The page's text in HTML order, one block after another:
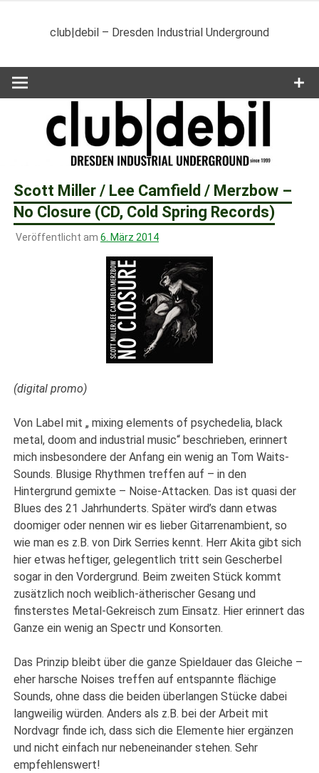
club|debil – Dresden Industrial Underground
Scott Miller / Lee Camfield / Merzbow –
No Closure (CD, Cold Spring Records)
Veröffentlicht am 6. März 2014
(digital promo)
Von Label mit „ mixing elements of psychedelia, black
metal, doom and industrial music“ beschrieben, erinnert
mich insbesondere der Anfang ein wenig an Tom Waits-
Sounds. Blusige Rhythmen treffen auf – in den
Hintergrund gemixte – Noise-Attacken. Das ist quasi der
Blues des 21 Jahrhunderts. Später wird’s dann etwas
doomiger oder nennen wir es lieber Gitarrenambient, so
wie man es z.B. von Dirk Serries kennt. Herr Akita gibt sich
hier etwas heftiger, gelegentlich tritt sein Gescherbel
sogar in den Vordergrund. Beim zweiten Stück kommt
zusätzlich noch weiblich-ätherischer Gesang und
finsterstes Metal-Gekreisch zum Einsatz. Hier erinnert das
Ganze ein wenig an Spectr und Konsorten.
Das Prinzip bleibt über die ganze Spieldauer das Gleiche –
eher harsche Noises treffen auf entspannte flächige
Sounds, ohne dass die beiden überlangen Stücke dabei
langweilig würden. Anders als z.B. bei der Arbeit mit
Nordvagr finde ich, dass sich die Elemente hier ergänzen
und nicht einfach nur nebeneinander stehen. Sehr
empfehlenswert!